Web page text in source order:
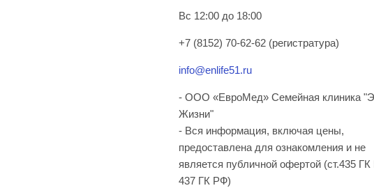
Вс 12:00 до 18:00
+7 (8152) 70-62-62 (регистратура)
info@enlife51.ru
- ООО «ЕвроМед» Семейная клиника
Жизни"
- Вся информация, включая цены,
предоставлена для ознакомления и не
является публичной офертой (ст.435 ГК
437 ГК РФ)